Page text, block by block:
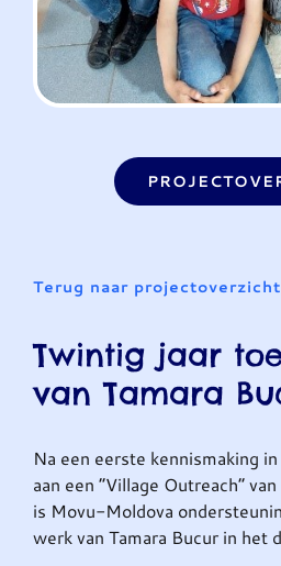
Terug naar projectoverzicht
Twintig jaar
van Tamara
Na een eerste kennismaking
aan een “Village Outreach”
is Movu-Moldova
werk van Tamara Bucur in het